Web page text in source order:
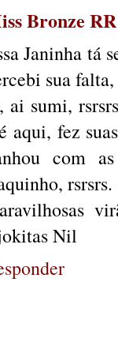
Bronze RR
Janinha tá
sua
ai sumi,
aqui, fez
com
rsrsrs.
Nil